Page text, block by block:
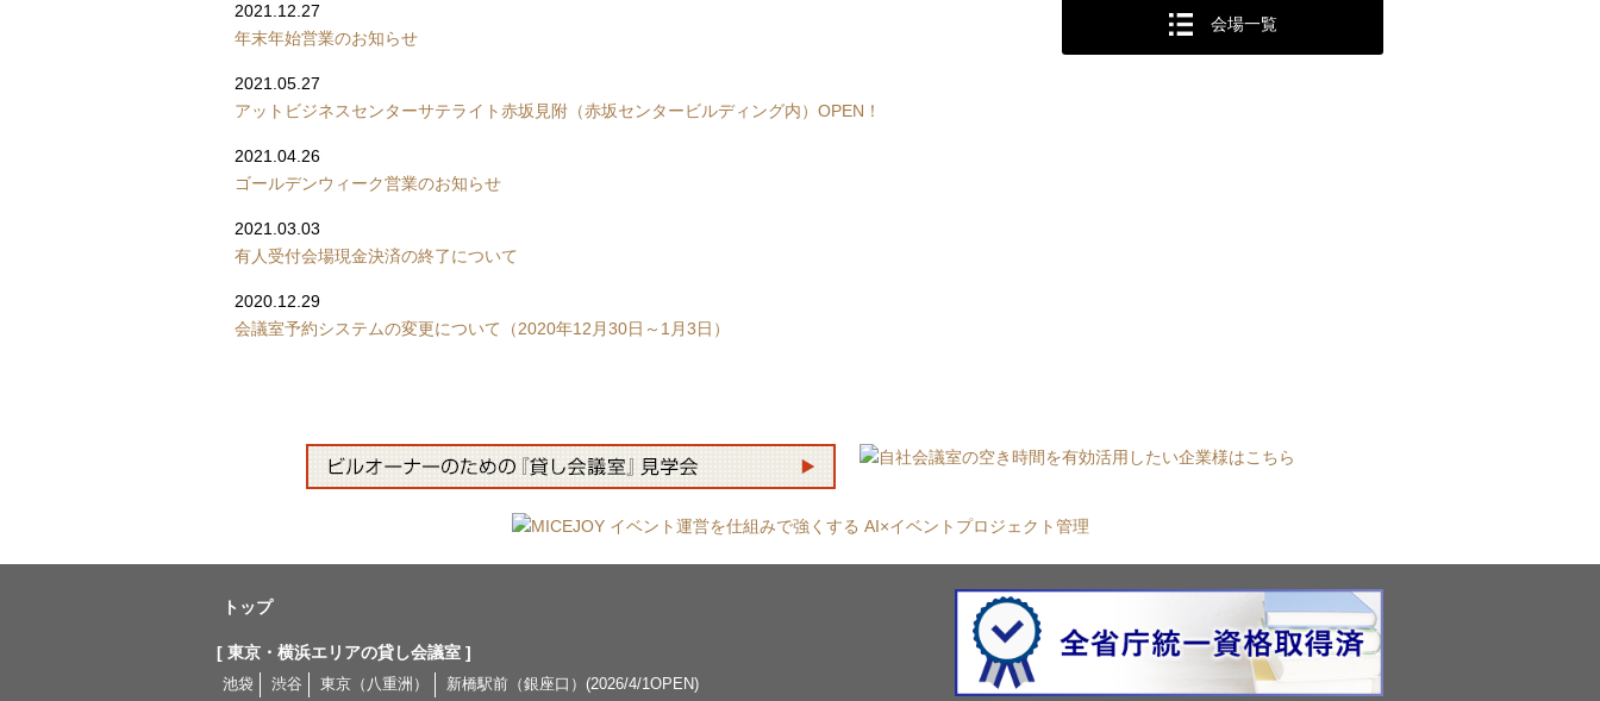
2021.12.27
年末年始営業のお知らせ
2021.05.27
アットビジネスセンターサテライト赤坂見附（赤坂センタービルディング内）OPEN！
2021.04.26
ゴールデンウィーク営業のお知らせ
2021.03.03
有人受付会場現金決済の終了について
2020.12.29
会議室予約システムの変更について（2020年12月30日～1月3日）
会場一覧
トップ
[ 東京・横浜エリアの貸し会議室 ]
池袋 渋谷 東京（八重洲）
新橋駅前（銀座口）(2026/4/1OPEN)